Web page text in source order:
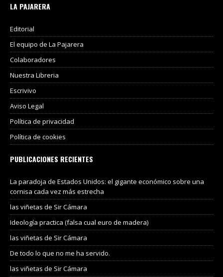
LA PAJARERA
Editorial
El equipo de La Pajarera
Colaboradores
Nuestra Libreria
Escrivivo
Aviso Legal
Política de privacidad
Política de cookies
PUBLICACIONES RECIENTES
La paradoja de Estados Unidos: el gigante económico sobre una
cornisa cada vez más estrecha
las viñetas de Sir Cámara
Ideología practica (falsa cual euro de madera)
las viñetas de Sir Cámara
De todo lo que no me ha servido.
las viñetas de Sir Cámara